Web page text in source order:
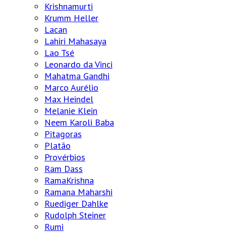
Krishnamurti
Krumm Heller
Lacan
Lahiri Mahasaya
Lao Tsé
Leonardo da Vinci
Mahatma Gandhi
Marco Aurélio
Max Heindel
Melanie Klein
Neem Karoli Baba
Pitagoras
Platão
Provérbios
Ram Dass
RamaKrishna
Ramana Maharshi
Ruediger Dahlke
Rudolph Steiner
Rumi